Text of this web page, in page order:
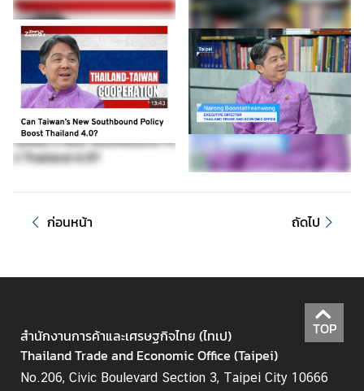
บ
ริ
ก
า
ร
ค
น
ไ
ท
v
e
s
f
ก่อนหน้า ถัดไป
TOP
สำนักงานการค้าและเศรษฐกิจไทย (ไทเป)
Thailand Trade and Economic Office (Taipei)
No.206, Civic Boulevard Section 3, Taipei City 10666